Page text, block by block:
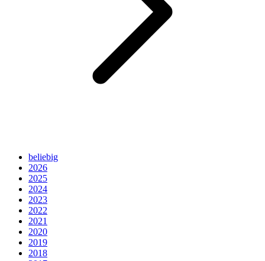
beliebig
2026
2025
2024
2023
2022
2021
2020
2019
2018